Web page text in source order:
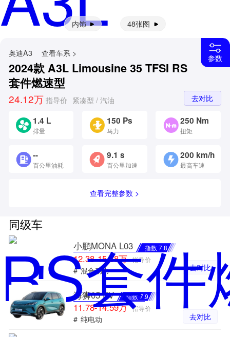
内饰 48张图
参数
奥迪A3 查看车系 >
2024款 A3L Limousine 35 TFSI RS
套件燃速型
24.12万 指导价 紧凑型 / 汽油 去对比
1.4 L
排量
150 Ps
马力
250 Nm
扭矩
--
百公里油耗
9.1 s
百公里加速
200 km/h
最高车速
查看完整参数 >
同级车
小鹏MONA L03 指数 7.8
12.38-15.68万 指导价
# 混合动力 去对比
海狮05 EV 指数 7.9
11.78-14.59万 指导价
# 纯电动 去对比